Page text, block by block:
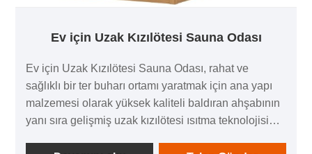
Ev için Uzak Kızılötesi Sauna Odası
Ev için Uzak Kızılötesi Sauna Odası, rahat ve
sağlıklı bir ter buharı ortamı yaratmak için ana yapı
malzemesi olarak yüksek kaliteli baldıran ahşabının
yanı sıra gelişmiş uzak kızılötesi ısıtma teknolojisi